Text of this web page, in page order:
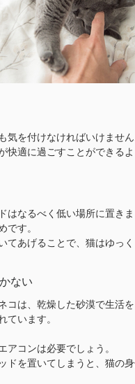
気を付けなければいけません
適に過ごすことができるよ
なるべく低い場所に置きま
です。
てあげることで、猫はゆっ
ない
は、乾燥した砂漠で生活を
ています。
アコンは必要でしょう。
ドを置いてしまうと、猫の